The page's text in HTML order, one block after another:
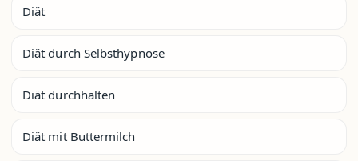
Diät
Diät durch Selbsthypnose
Diät durchhalten
Diät mit Buttermilch